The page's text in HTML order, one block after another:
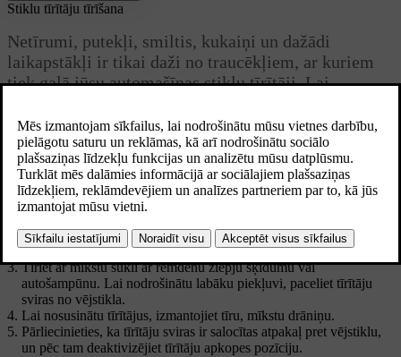
Atjaunināts 28.10.2024
Stiklu tīrītāju tīrīšana
Netīrumi, putekļi, smiltis, kukaiņi un dažādi
laikapstākļi ir tikai daži no traucēkļiem, ar kuriem
tiek galā jūsu automašīnas stiklu tīrītāji. Lai
slotiņu kalpošanas laiku, tos ir svarīgi regulāri tīrīt.
Aktivizējiet tīrītāju apkopes pozīciju, izmantojot iestatījumus
centrālajā displejā. Tas nodrošina labāku piekļuvi priekšējo tīrītāju
slotiņām.
Noskalojiet tos ar ūdeni, lai atbrīvotos no putekļiem un
netīrumiem.
Tīriet ar mīkstu sūkli ar remdenu ziepju šķīdumu vai
autošampūnu. Lai nodrošinātu labāku piekļuvi, paceliet tīrītāju
sviras no vējstikla.
Lai nosusinātu tīrītājus, izmantojiet tīru, mīkstu drāniņu.
Pārliecinieties, ka tīrītāju sviras ir salocītas atpakaļ pret vējstiklu,
un pēc tam deaktivizējiet tīrītāju apkopes pozīciju.